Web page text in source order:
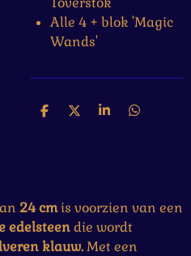
Alle 4 + blok 'Magic
Wands'
D
D
S
D
24 cmis voorzien van een
edelsteendie wordt
klauw.Met een